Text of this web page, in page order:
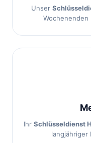
Unser
Wochenenden
Ihr Schlüsseldienst
langjähriger